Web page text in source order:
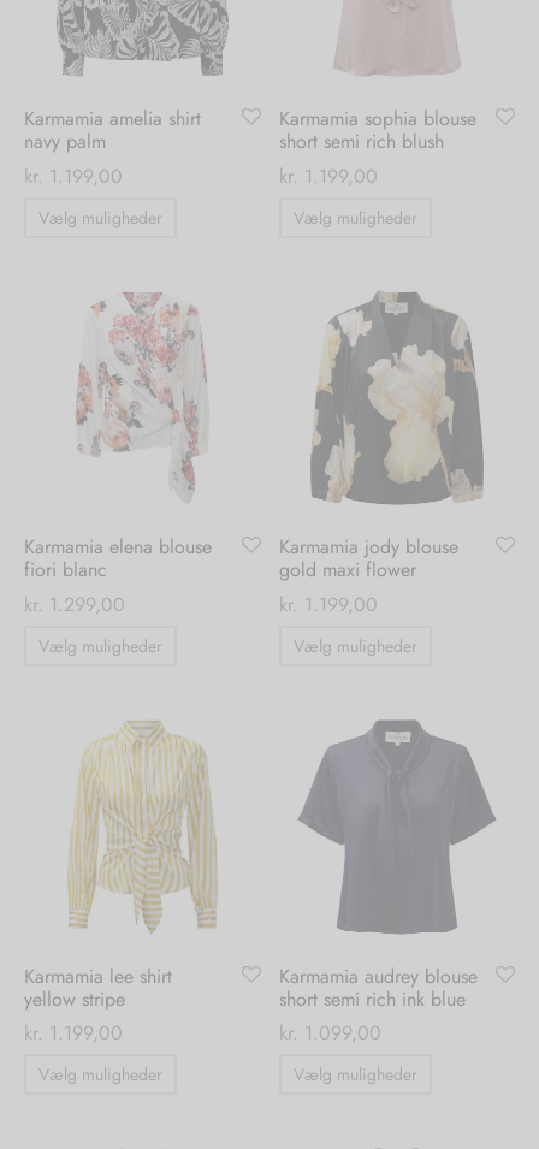
på
varesiden
varesiden
Karmamia amelia shirt
navy palm
kr. 1.199,00
Vælg muligheder
flere
varianter.
Mulighederne
kan
vælges
på
varesiden
Karmamia sophia blouse
short semi rich blush
kr. 1.199,00
Vælg muligheder
flere
varianter.
kan
vælges
på
varesiden
Karmamia elena blouse
fiori blanc
kr. 1.299,00
Vælg muligheder
flere
varianter.
Mulighederne
kan
vælges
på
varesiden
Karmamia jody blouse
gold maxi flower
kr. 1.199,00
Vælg muligheder
flere
varianter.
vælges
varesiden
Karmamia lee shirt
yellow stripe
kr. 1.199,00
Vælg muligheder
Karmamia audrey blouse
short semi rich ink blue
kr. 1.099,00
Vælg muligheder